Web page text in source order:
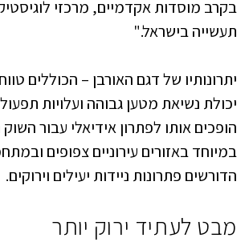
בקרב מוסדות אקדמיים, מרכזי
תעשייה בישראל."
יתרונותיו של דגם האורבן – הכוללים
יכולת נשיאת מטען גבוהה ועלויות
הופכים אותו לפתרון אידיאלי עבור
במיוחד באזורים עירוניים צפופים
הדורשים פתרונות ניידות יעילים וירוקים.
מבט לעתיד ירוק יותר